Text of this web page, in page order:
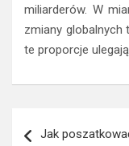
miliarderów. W
zmiany globalnych
te proporcje
Jak